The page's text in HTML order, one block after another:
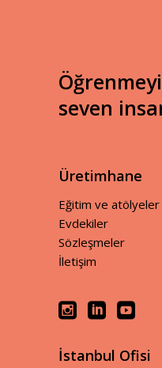
seven
Üretimhane
Eğitim ve atölyeler
Evdekiler
Sözleşmeler
İletişim
İstanbul Ofisi